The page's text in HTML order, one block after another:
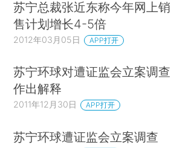
苏宁总裁张近东称今年网上销
售计划增长4-5倍
2012年03月05日 APP打开
苏宁环球对遭证监会立案调查
作出解释
2011年12月30日 APP打开
苏宁环球遭证监会立案调查